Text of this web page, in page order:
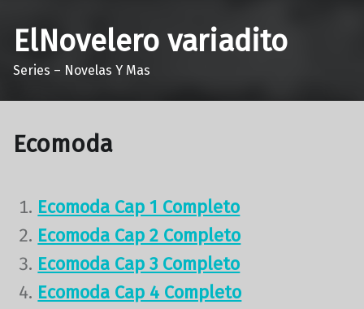
ElNovelero variadito
Series – Novelas Y Mas
Ecomoda
Ecomoda Cap 1 Completo
Ecomoda Cap 2 Completo
Ecomoda Cap 3 Completo
Ecomoda Cap 4 Completo